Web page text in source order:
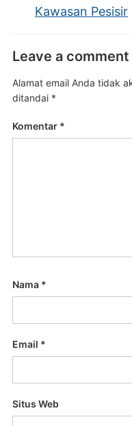
Kawasan Pesisir
Leave a comment
Alamat email Anda tidak
ditandai *
Komentar *
Nama *
Email *
Situs Web